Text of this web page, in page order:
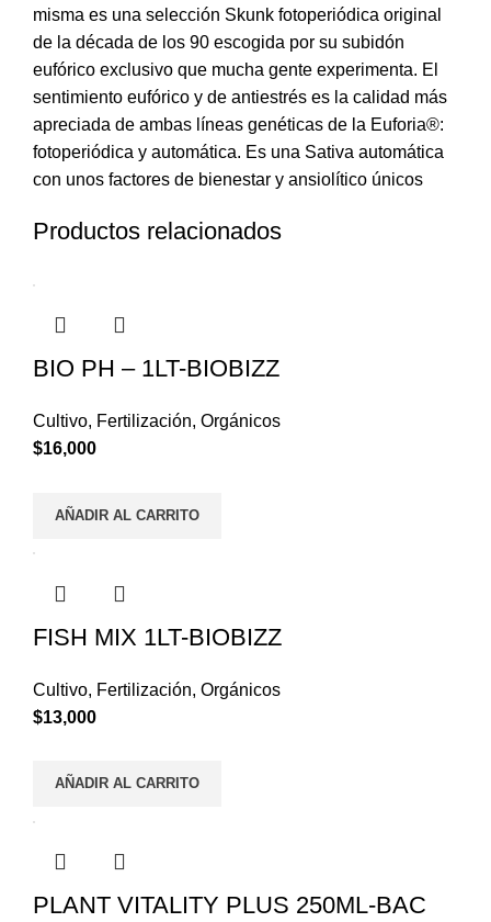
misma es una selección Skunk fotoperiódica original
de la década de los 90 escogida por su subidón
eufórico exclusivo que mucha gente experimenta. El
sentimiento eufórico y de antiestrés es la calidad más
apreciada de ambas líneas genéticas de la Euforia®:
fotoperiódica y automática. Es una Sativa automática
con unos factores de bienestar y ansiolítico únicos
Productos relacionados
BIO PH – 1LT-BIOBIZZ
Cultivo, Fertilización, Orgánicos
$16,000
AÑADIR AL CARRITO
FISH MIX 1LT-BIOBIZZ
Cultivo, Fertilización, Orgánicos
$13,000
AÑADIR AL CARRITO
PLANT VITALITY PLUS 250ML-BAC